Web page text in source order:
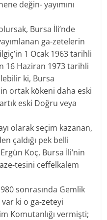
değin- yayımını
Bursa İli’nde
ga-zetelerin
1 Ocak 1963 tarihli
16 Haziran 1973 tarihli
ki, Bursa
ortak kökeni daha eski
eski Doğru veya
olarak seçim kazanan,
çaldığı pek belli
Koç, Bursa İli’nin
tesini ceffelkalem
sonrasında Gemlik
ki o ga-zeteyi
Komutanlığı vermişti;